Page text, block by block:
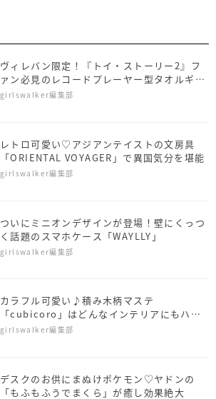
ヴィレバン限定！『トイ・ストーリー2』フ
ァン必見のレコードプレーヤー型タオルギフ
トがお目見え
girlswalker編集部
レトロ可愛い♡アジアンテイストの文房具
「ORIENTAL VOYAGER」で異国気分を堪能
girlswalker編集部
ついにミニオンデザインが登場！壁にくっつ
く話題のスマホケース「WAYLLY」
girlswalker編集部
カラフル可愛い♪積み木柄マステ
「cubicoro」はどんなインテリアにもハマ
る
girlswalker編集部
デスクのお供にまぬけポケモン♡ヤドンの
「もふもふうでまくら」が癒し効果絶大